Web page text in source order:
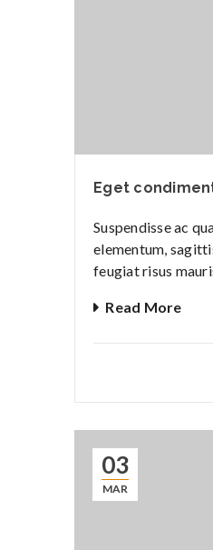
Eget
Suspendisse ac
elementum,
feugiat risus
Read More
03
MAR